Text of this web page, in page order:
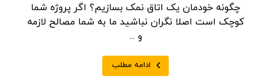
چگونه خودمان یک اتاق نمک بسازیم؟ اگر پروژه شما
کوچک است اصلا نگران نباشید ما به شما مصالح لازمه
و ...
ادامه مطلب